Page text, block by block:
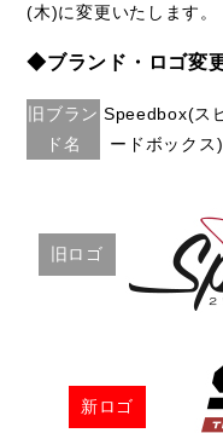
(木)に変更いたします。
◆ブランド・ロゴ変
旧ブラン
ド名
Speedbox(ス
ードボックス)
旧ロゴ
新ロゴ